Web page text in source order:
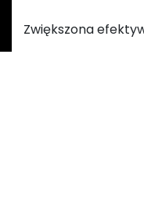
Zwiększona